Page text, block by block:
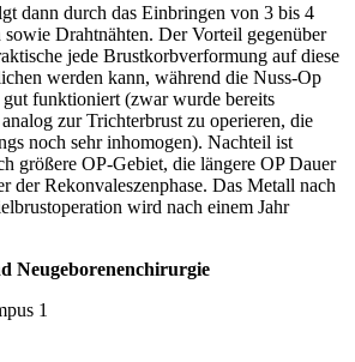
dann durch das Einbringen von 3 bis 4
Drahtnähten. Der Vorteil gegenüber
jede Brustkorbverformung auf diese
werden kann, während die Nuss-Op
funktioniert (zwar wurde bereits
zur Trichterbrust zu operieren, die
noch sehr inhomogen). Nachteil ist
größere OP-Gebiet, die längere OP Dauer
der Rekonvaleszenphase. Das Metall nach
wird nach einem Jahr
Neugeborenenchirurgie
1